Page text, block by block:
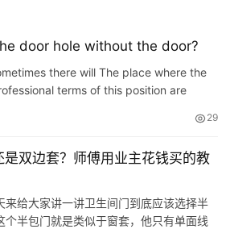
door hole without the door?
there will The place where the
terms of this position are
29
双边套？师傅用业主花钱买的教
来给大家讲一讲卫生间门到底应该选择半
个半包门就是类似于窗套，他只有单面线